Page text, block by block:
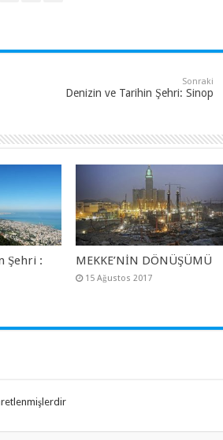
Sonraki
Denizin ve Tarihin Şehri: Sinop
Şehri :
MEKKE’NİN DÖNÜŞÜMÜ
15 Ağustos 2017